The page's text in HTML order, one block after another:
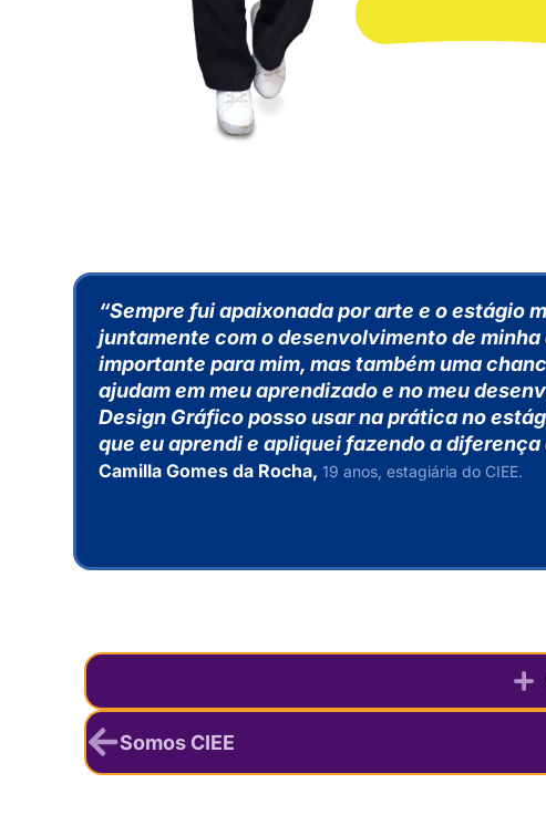
“Sempre fui apaixonada por arte e o estágio
juntamente com o desenvolvimento de
importante para mim, mas também uma
ajudam em meu aprendizado e no meu
Design Gráfico posso usar na prática no
que eu aprendi e apliquei fazendo a
Camilla Gomes da Rocha, 19 anos, estagiária do CIEE.
Somos CIEE